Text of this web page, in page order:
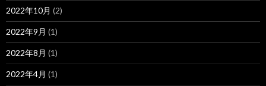
2022年10月 (2)
2022年9月 (1)
2022年8月 (1)
2022年4月 (1)